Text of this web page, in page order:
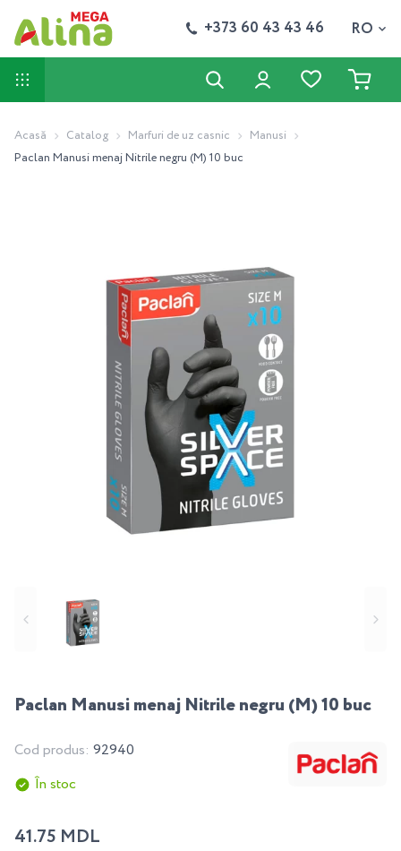
+373 60 43 43 46 RO
Acasă Catalog Marfuri de uz casnic
Manusi
Paclan Manusi menaj Nitrile negru (M) 10 buc
Paclan Manusi menaj Nitrile negru (M) 10 buc
Cod produs: 92940
În stoc
41.75 MDL